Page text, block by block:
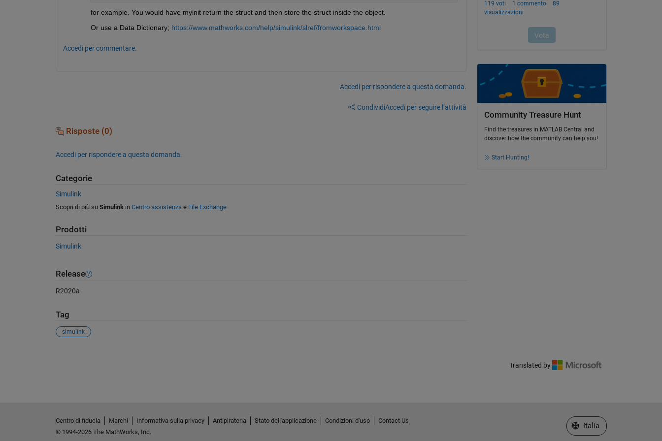
for example. You would have myinit return the struct and then store the struct inside the object.
Or use a Data Dictionary; https://www.mathworks.com/help/simulink/slref/fromworkspace.html
Accedi per commentare.
Accedi per rispondere a questa domanda.
CondividiAccedi per seguire l’attività
Risposte (0)
Accedi per rispondere a questa domanda.
Categorie
Simulink
Scopri di più su Simulinkin Centro assistenzae File Exchange
Prodotti
Simulink
Release
R2020a
Tag
simulink
Community Treasure Hunt
Find the treasures in MATLAB Central and
discover how the community can help you!
Start Hunting!
Translated by
Centro di fiducia Marchi Informativa sulla privacy Antipirateria Stato dell'applicazione Condizioni d'uso
Contact Us
© 1994-2026 The MathWorks, Inc.
Seleziona un sito web
Italia